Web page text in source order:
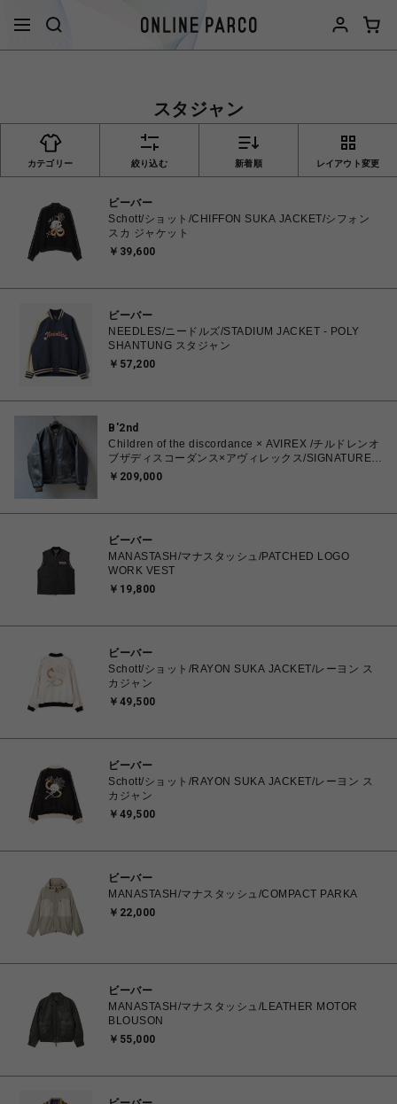
スタジャン
カテゴリー 絞り込む 新着順 レイアウト変更
ビーバー
Schott/ショット/CHIFFON SUKA JACKET/シフォン
スカ ジャケット
￥39,600
ビーバー
NEEDLES/ニードルズ/STADIUM JACKET - POLY
SHANTUNG スタジャン
￥57,200
B'2nd
Children of the discordance × AVIREX /チルドレンオ
ブザディスコーダンス×アヴィレックス/SIGNATURE
VARSITY JKT
￥209,000
ビーバー
MANASTASH/マナスタッシュ/PATCHED LOGO
WORK VEST
￥19,800
ビーバー
Schott/ショット/RAYON SUKA JACKET/レーヨン ス
カジャン
￥49,500
ビーバー
Schott/ショット/RAYON SUKA JACKET/レーヨン ス
カジャン
￥49,500
ビーバー
MANASTASH/マナスタッシュ/COMPACT PARKA
￥22,000
ビーバー
MANASTASH/マナスタッシュ/LEATHER MOTOR
BLOUSON
￥55,000